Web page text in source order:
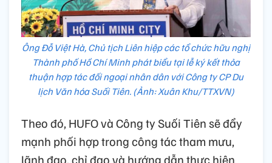
Ông Đỗ Việt Hà, Chủ tịch Liên hiệp các tổ chức hữu nghị
Thành phố Hồ Chí Minh phát biểu tại lễ ký kết thỏa
thuận hợp tác đối ngoại nhân dân với Công ty CP Du
lịch Văn hóa Suối Tiên. (Ảnh: Xuân Khu/TTXVN)
Theo đó, HUFO và Công ty Suối Tiên sẽ đẩy
mạnh phối hợp trong công tác tham mưu,
lãnh đạo, chỉ đạo và hướng dẫn thực hiện